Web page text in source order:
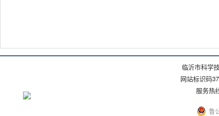
临沂市科学
网站标识码
服务热
鲁